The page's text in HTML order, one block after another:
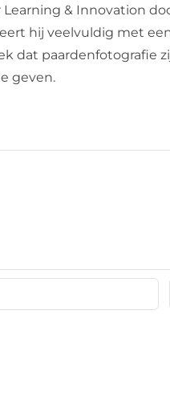
& Innovation
hij veelvuldig met
dat paardenfotografie
geven.